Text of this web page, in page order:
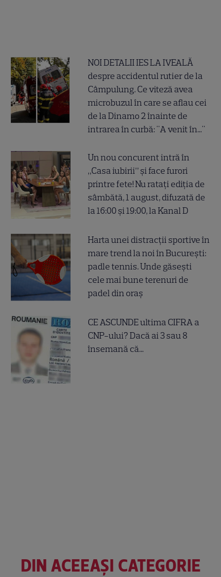
NOI DETALII IES LA IVEALĂ
despre accidentul rutier de la
Câmpulung. Ce viteză avea
microbuzul în care se aflau cei
de la Dinamo 2 înainte de
intrarea în curbă: "A venit în..."
Un nou concurent intră în
„Casa iubirii” și face furori
printre fete! Nu ratați ediția de
sâmbătă, 1 august, difuzată de
la 16:00 și 19:00, la Kanal D
Harta unei distracții sportive în
mare trend la noi în București:
padle tennis. Unde găsești
cele mai bune terenuri de
padel din oraș
CE ASCUNDE ultima CIFRA a
CNP-ului? Dacă ai 3 sau 8
însemană că...
DIN ACEEAȘI CATEGORIE